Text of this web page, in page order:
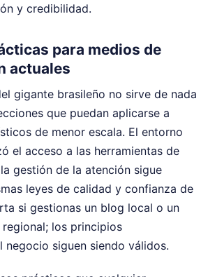
y credibilidad.
para medios de
actuales
gigante brasileño no sirve de nada
que puedan aplicarse a
de menor escala. El entorno
el acceso a las herramientas de
gestión de la atención sigue
leyes de calidad y confianza de
si gestionas un blog local o un
los principios
negocio siguen siendo válidos.